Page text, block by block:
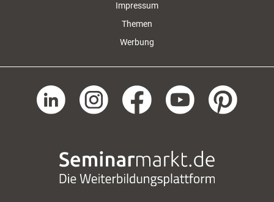
Impressum
Themen
Werbung